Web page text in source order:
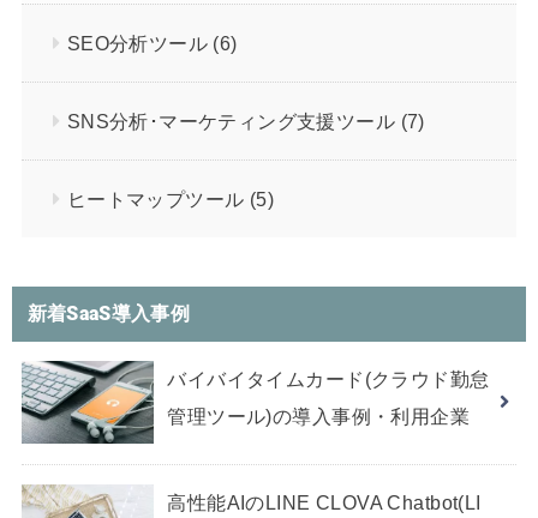
SEO分析ツール (6)
SNS分析･マーケティング支援ツール (7)
ヒートマップツール (5)
新着SaaS導入事例
バイバイタイムカード(クラウド勤怠
管理ツール)の導入事例・利用企業
高性能AIのLINE CLOVA Chatbot(LI